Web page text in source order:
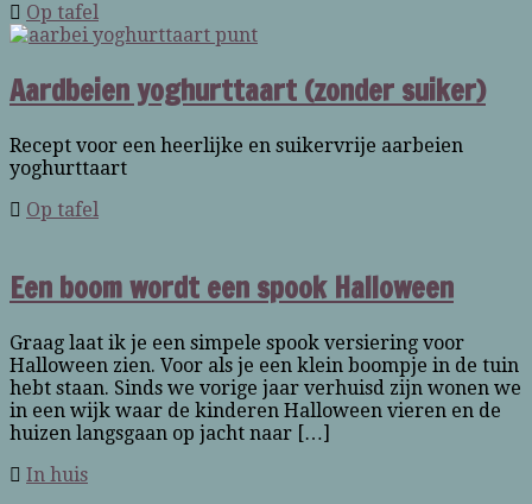
Op tafel
Aardbeien yoghurttaart (zonder suiker)
Recept voor een heerlijke en suikervrije aarbeien
yoghurttaart
Op tafel
Een boom wordt een spook Halloween
Graag laat ik je een simpele spook versiering voor
Halloween zien. Voor als je een klein boompje in de tuin
hebt staan. Sinds we vorige jaar verhuisd zijn wonen we
in een wijk waar de kinderen Halloween vieren en de
huizen langsgaan op jacht naar […]
In huis